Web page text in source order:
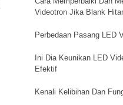
Videotron Jika Blank
Perbedaan Pasang LED
Ini Dia Keunikan LED
Efektif
Kenali Kelibihan Dan